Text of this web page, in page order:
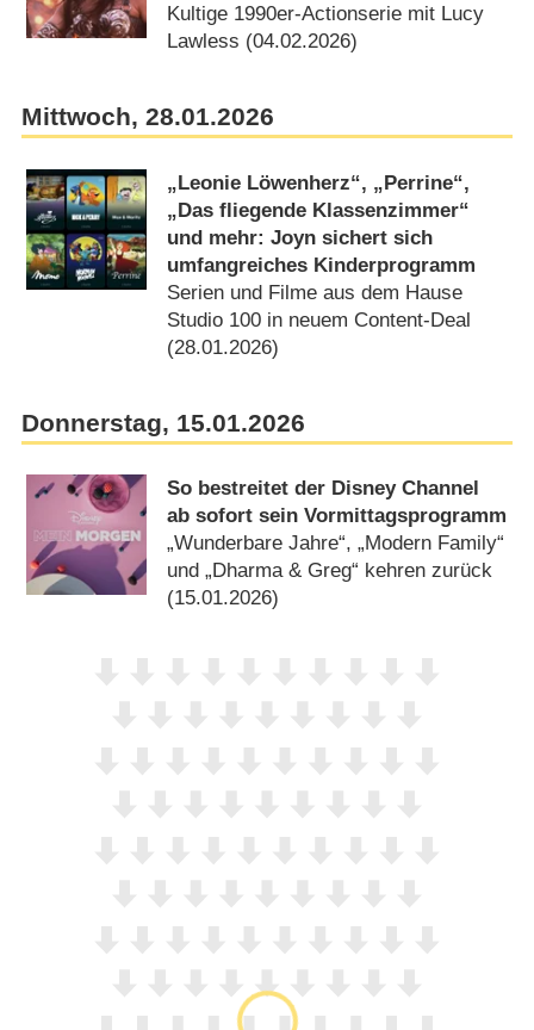
Kultige 1990er-Actionserie mit Lucy
Lawless (04.02.2026)
Mittwoch, 28.01.2026
„Leonie Löwenherz“, „Perrine“,
„Das fliegende Klassenzimmer“
und mehr: Joyn sichert sich
umfangreiches Kinderprogramm
Serien und Filme aus dem Hause
Studio 100 in neuem Content-Deal
(28.01.2026)
Donnerstag, 15.01.2026
So bestreitet der Disney Channel
ab sofort sein Vormittagsprogramm
„Wunderbare Jahre“, „Modern Family“
und „Dharma & Greg“ kehren zurück
(15.01.2026)